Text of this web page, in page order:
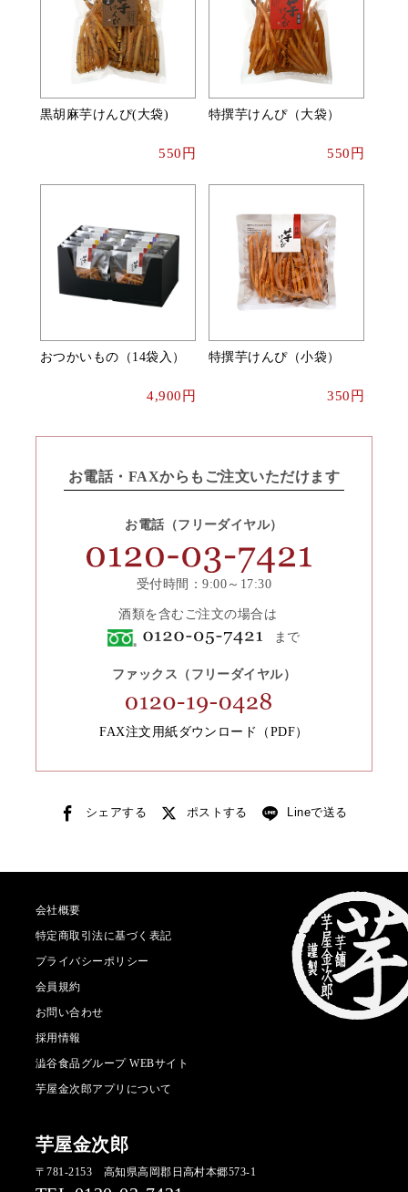
黒胡麻芋けんぴ(大袋)
550円
特撰芋けんぴ（大袋）
550円
おつかいもの（14袋入）
4,900円
特撰芋けんぴ（小袋）
350円
お電話・FAXからもご注文いただけます
お電話（フリーダイヤル）
受付時間：9:00～17:30
酒類を含むご注文の場合は
まで
ファックス（フリーダイヤル）
FAX注文用紙ダウンロード（PDF）
会社概要
特定商取引法に基づく表記
プライバシーポリシー
会員規約
お問い合わせ
採用情報
澁谷食品グループ WEBサイト
芋屋金次郎アプリについて
芋屋金次郎
〒781-2153 高知県高岡郡日高村本郷573-1
シェアする ポストする Lineで送る